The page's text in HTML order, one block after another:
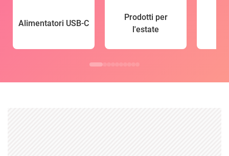
Alimentatori USB-C
Prodotti per
l'estate